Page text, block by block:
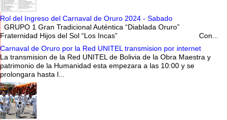
Rol del Ingreso del Carnaval de Oruro 2024 - Sabado
GRUPO 1 Gran Tradicional Auténtica “Diablada Oruro”
Fraternidad Hijos del Sol “Los Incas” Con...
Carnaval de Oruro por la Red UNITEL transmision por internet
La transmision de la Red UNITEL de Bolivia de la Obra Maestra y
patrimonio de la Humanidad esta empezara a las 10:00 y se
prolongara hasta l...